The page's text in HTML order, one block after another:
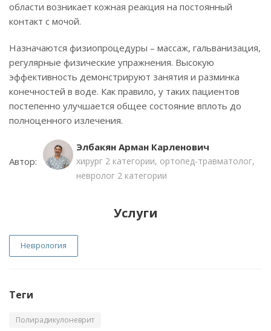
области возникает кожная реакция на постоянный
контакт с мочой.
Назначаются физиопроцедуры – массаж, гальванизация,
регулярные физические упражнения. Высокую
эффективность демонстрируют занятия и разминка
конечностей в воде. Как правило, у таких пациентов
постепенно улучшается общее состояние вплоть до
полноценного излечения.
Автор:
Элбакян Арман Карленович
хирург 2 категории, ортопед-травматолог,
невролог 2 категории
Услуги
Неврология
Теги
Полирадикулоневрит